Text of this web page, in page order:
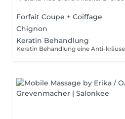
Forfait Coupe + Coiffage
Chignon
Keratin Behandlung